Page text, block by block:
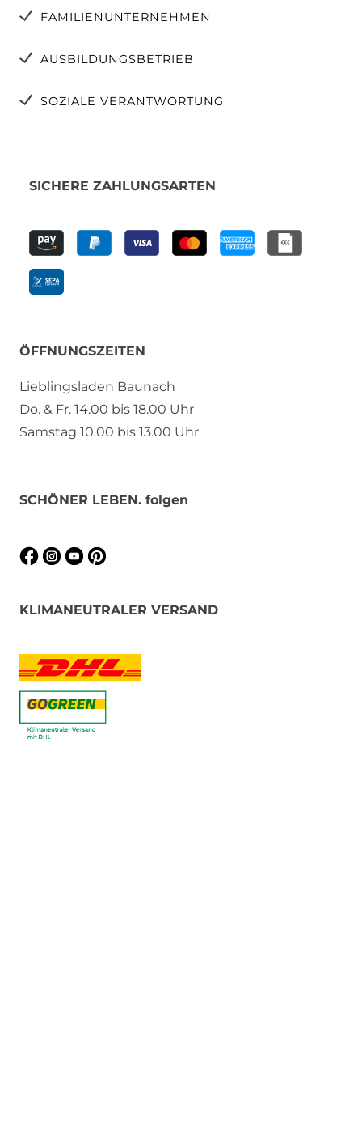
FAMILIENUNTERNEHMEN
AUSBILDUNGSBETRIEB
SOZIALE VERANTWORTUNG
SICHERE ZAHLUNGSARTEN
ÖFFNUNGSZEITEN
Lieblingsladen Baunach
Do. & Fr. 14.00 bis 18.00 Uhr
Samstag 10.00 bis 13.00 Uhr
SCHÖNER LEBEN. folgen
KLIMANEUTRALER VERSAND